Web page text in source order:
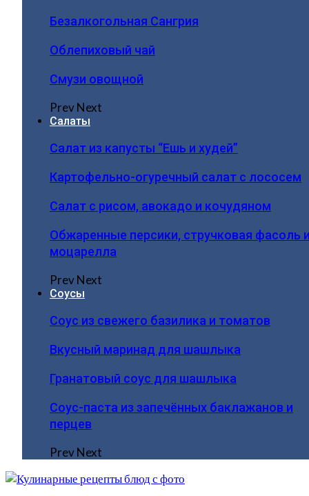
Безалкогольная Сангрия
Облепиховый чай
Смузи овощной
PrevNext
Салаты
Салат из капусты “Ешь и худей”
Картофельно-огуречный салат с лососем
Салат с рисом, авокадо и кочудяном
Обжаренные персики, стручковая фасоль
моцарелла
PrevNext
Соусы
Соус из свежего базилика и томатов
Вкусный маринад для шашлыка
Гранатовый соус для шашлыка
Соус-паста из запечённых баклажанов и
перцев
PrevNext